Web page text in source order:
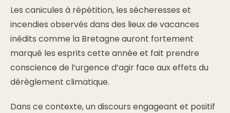
Les canicules à répétition, les sécheresses et
incendies observés dans des lieux de vacances
inédits comme la Bretagne auront fortement
marqué les esprits cette année et fait prendre
conscience de l’urgence d’agir face aux effets du
dérèglement climatique.
Dans ce contexte, un discours engageant et positif